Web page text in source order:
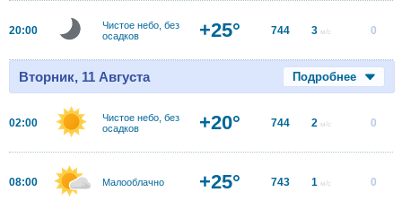
20:00
Чистое небо, без
осадков
+25° 744 3 м/с 0
Вторник, 11 Августа Подробнее
02:00
Чистое небо, без
осадков
+20° 744 2 м/с 0
08:00 Малооблачно +25° 743 1 м/с 0